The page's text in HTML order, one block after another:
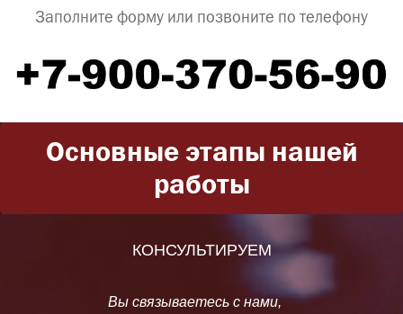
Заполните форму или позвоните по телефону
Основные этапы нашей
работы
КОНСУЛЬТИРУЕМ
Вы связываетесь с нами,